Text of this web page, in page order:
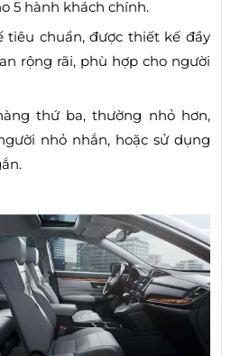
5 hành khách chính.
tiêu chuẩn, được thiết kế đầy
rộng rãi, phù hợp cho người
thứ ba, thường nhỏ hơn,
nhỏ nhắn, hoặc sử dụng